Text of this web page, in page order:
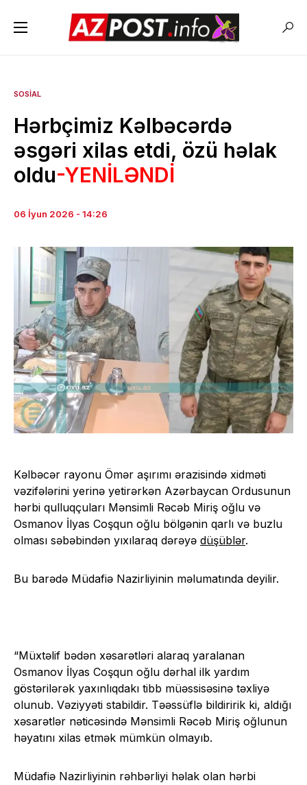
SOSIAL
Hərbçimiz Kəlbəcərdə
əsgəri xilas etdi, özü həlak
oldu-YENİLƏNDİ
06 İyun 2026 - 14:26
Kəlbəcər rayonu Ömər aşırımı ərazisində xidməti
vəzifələrini yerinə yetirərkən Azərbaycan Ordusunun
hərbi qulluqçuları Mənsimli Rəcəb Miriş oğlu və
Osmanov İlyas Coşqun oğlu bölgənin qarlı və buzlu
olması səbəbindən yıxılaraq dərəyə düşüblər.
Bu barədə Müdafiə Nazirliyinin məlumatında deyilir.
“Müxtəlif bədən xəsarətləri alaraq yaralanan
Osmanov İlyas Coşqun oğlu dərhal ilk yardım
göstərilərək yaxınlıqdakı tibb müəssisəsinə təxliyə
olunub. Vəziyyəti stabildir. Təəssüflə bildiririk ki, aldığı
xəsarətlər nəticəsində Mənsimli Rəcəb Miriş oğlunun
həyatını xilas etmək mümkün olmayıb.
Müdafiə Nazirliyinin rəhbərliyi həlak olan hərbi